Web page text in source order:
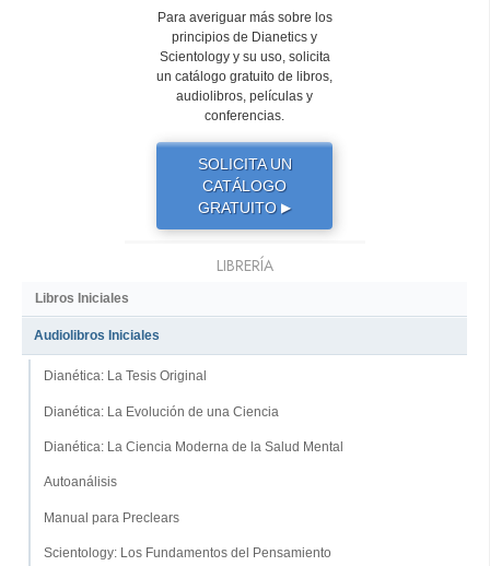
Para averiguar más sobre los
principios de Dianetics y
Scientology y su uso, solicita
un catálogo gratuito de libros,
audiolibros, películas y
conferencias.
SOLICITA UN
CATÁLOGO
GRATUITO ▶
LIBRERÍA
Libros Iniciales
Audiolibros Iniciales
Dianética: La Tesis Original
Dianética: La Evolución de una Ciencia
Dianética: La Ciencia Moderna de la Salud Mental
Autoanálisis
Manual para Preclears
Scientology: Los Fundamentos del Pensamiento